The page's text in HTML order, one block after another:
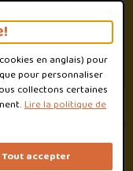
cookies en anglais) pour
pour personnaliser
collectons certaines
Lire la politique de
Tout accepter
13